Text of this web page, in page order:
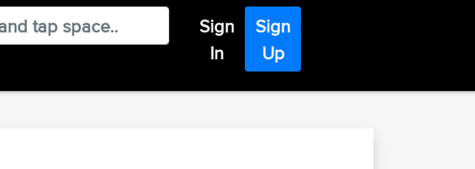
Sign
In
Sign
Up